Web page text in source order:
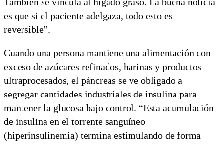
es que si el paciente adelgaza, todo esto es
reversible”.
Cuando una persona mantiene una alimentación con
exceso de azúcares refinados, harinas y productos
ultraprocesados, el páncreas se ve obligado a
segregar cantidades industriales de insulina para
mantener la glucosa bajo control. “Esta acumulación
de insulina en el torrente sanguíneo
(hiperinsulinemia) termina estimulando de forma